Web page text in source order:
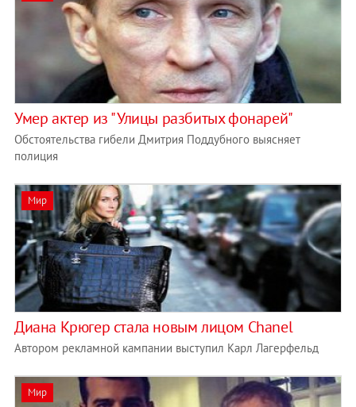
Умер актер из "Улицы разбитых фонарей"
Обстоятельства гибели Дмитрия Поддубного выясняет
полиция
Мир
Диана Крюгер стала новым лицом Chanel
Автором рекламной кампании выступил Карл Лагерфельд
Мир